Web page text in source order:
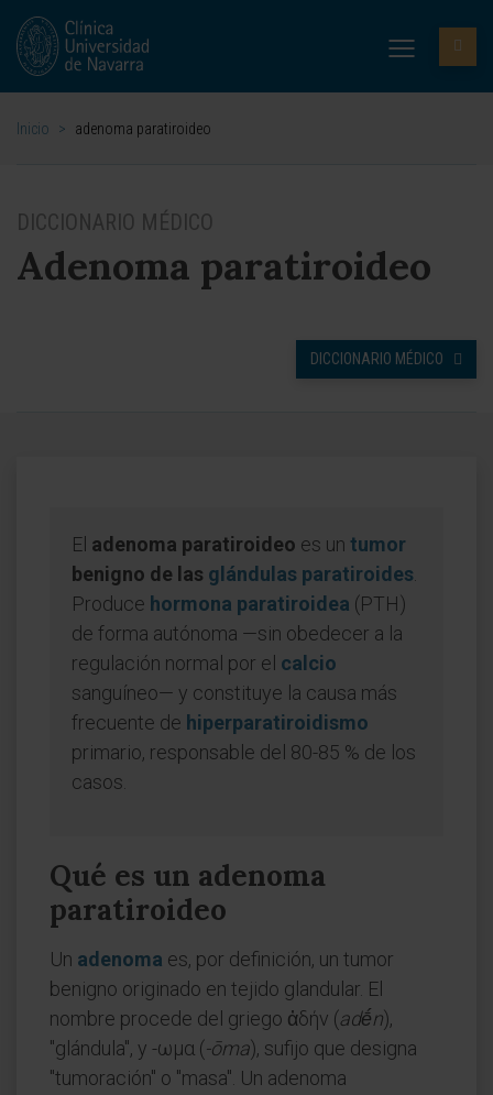
Inicio > adenoma paratiroideo
DICCIONARIO MÉDICO
Adenoma paratiroideo
DICCIONARIO MÉDICO
El adenoma paratiroideo es un tumor
benigno de las glándulas paratiroides
Produce hormona paratiroidea (PTH)
de forma autónoma —sin obedecer a la
regulación normal por el calcio
sanguíneo— y constituye la causa más
frecuente de hiperparatiroidismo
primario, responsable del 80-85 % de los
casos.
Qué es un adenoma
paratiroideo
Un adenoma es, por definición, un tumor
benigno originado en tejido glandular. El
nombre procede del griego ἀδήν (adḗn),
"glándula", y -ωμα (-ōma), sufijo que designa
"tumoración" o "masa". Un adenoma